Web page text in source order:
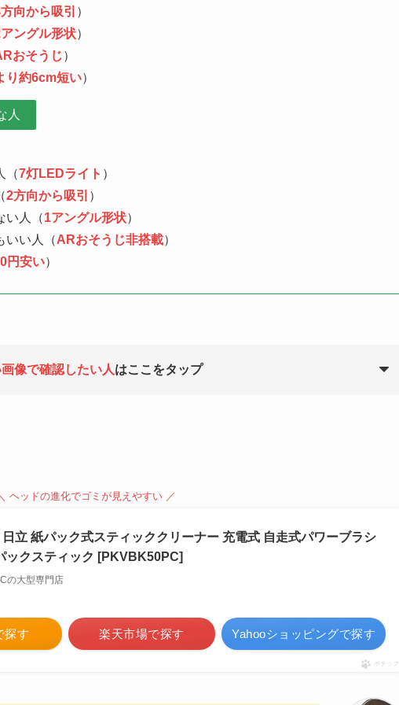
向から吸引 ）
ングル形状）
おそうじ）
り約6cm短い）
人
（7灯LEDライト ）
2方向から吸引 ）
い人（1アングル形状）
いい人（ARおそうじ非搭載）
円安い）
像で確認したい人はここをタップ
ヘッドの進化でゴミが見えやすい ／
立 紙パック式スティッククリーナー 充電式 自走式パワーブラシ
ックスティック [PKVBK50PC]
の大型専門店
探す 楽天市場で探す Yahooショッピングで探す
ポチップ